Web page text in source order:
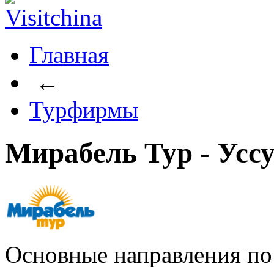
Главная
←
Турфирмы
Мирабель Тур -
Основные направления